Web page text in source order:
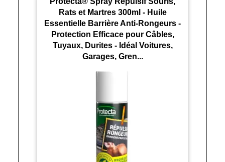
Rats et Martres 300ml - Huile
Essentielle Barrière Anti-Rongeurs -
Protection Efficace pour Câbles,
Tuyaux, Durites - Idéal Voitures,
Garages, Gren...